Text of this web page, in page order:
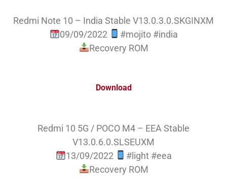
Redmi Note 10 – India Stable V13.0.3.0.SKGINXM
09/09/2022
#mojito #india
Recovery ROM
Download
Redmi 10 5G / POCO M4 – EEA Stable
V13.0.6.0.SLSEUXM
13/09/2022
#light #eea
Recovery ROM